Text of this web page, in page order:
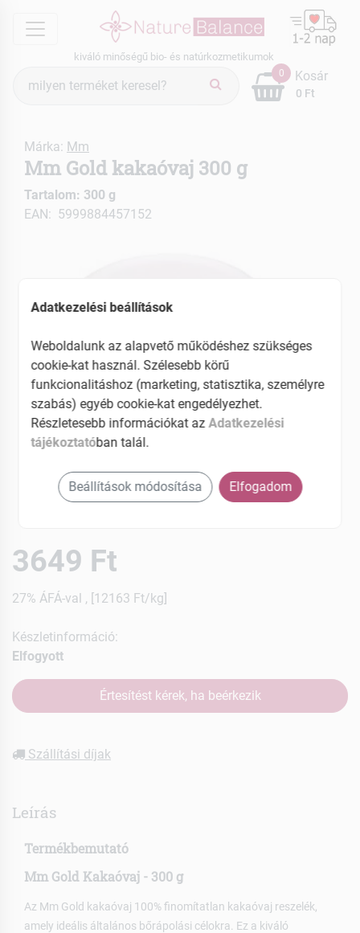
menu
kiváló minőségű bio- és natúrkozmetikumok
keresés
0
0 Ft
Kosár
Márka: Mm
Mm Gold kakaóvaj 300 g
Tartalom: 300 g
EAN: 5999884457152
3649 Ft
27% ÁFÁ-val , [12163 Ft/kg]
Készletinformáció:
Elfogyott
Értesítést kérek, ha beérkezik
Szállítási díjak
Leírás
Termékbemutató
Mm Gold Kakaóvaj - 300 g
Az Mm Gold kakaóvaj 100% finomítatlan kakaóvaj reszelék,
amely ideális általános bőrápolási célokra. Ez a kiváló
Adatkezelési beállítások
Weboldalunk az alapvető működéshez szükséges
cookie-kat használ. Szélesebb körű
funkcionalitáshoz (marketing, statisztika, személyre
szabás) egyéb cookie-kat engedélyezhet.
Részletesebb információkat azAdatkezelési
tájékoztatóban talál.
Beállítások módosítása Elfogadom